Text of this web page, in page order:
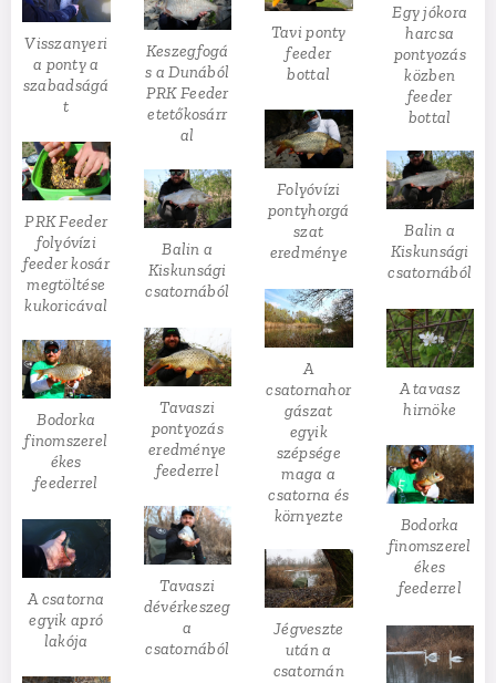
Egy jókora
harcsa
pontyozás
közben
feeder
bottal
Tavi ponty
feeder
bottal
Visszanyeri
a ponty a
szabadságá
t
Keszegfogá
s a Dunából
PRK Feeder
etetőkosárr
al
Folyóvízi
pontyhorgá
szat
eredménye
PRK Feeder
folyóvízi
feeder kosár
megtöltése
kukoricával
Balin a
Kiskunsági
csatornából
Balin a
Kiskunsági
csatornából
A
csatornahor
gászat
egyik
szépsége
maga a
csatorna és
környezte
A tavasz
hirnöke
Tavaszi
pontyozás
eredménye
feederrel
Bodorka
finomszerel
ékes
feederrel
Bodorka
finomszerel
ékes
feederrel
Tavaszi
dévérkeszeg
a
csatornából
A csatorna
egyik apró
lakója
Jégveszte
után a
csatornán